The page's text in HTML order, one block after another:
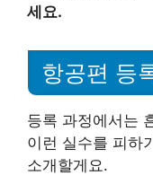
세요.
항공편 등
등록 과정에서는
이런 실수를 피하
소개할게요.